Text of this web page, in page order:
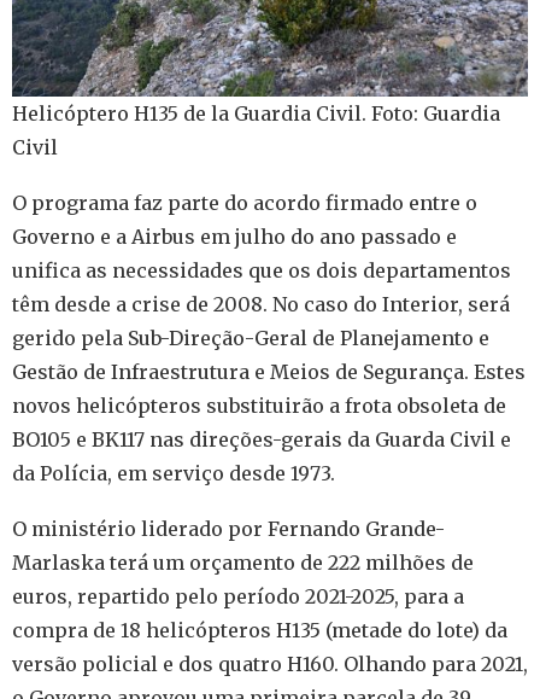
Helicóptero H135 de la Guardia Civil. Foto: Guardia
Civil
O programa faz parte do acordo firmado entre o
Governo e a Airbus em julho do ano passado e
unifica as necessidades que os dois departamentos
têm desde a crise de 2008. No caso do Interior, será
gerido pela Sub-Direção-Geral de Planejamento e
Gestão de Infraestrutura e Meios de Segurança. Estes
novos helicópteros substituirão a frota obsoleta de
BO105 e BK117 nas direções-gerais da Guarda Civil e
da Polícia, em serviço desde 1973.
O ministério liderado por Fernando Grande-
Marlaska terá um orçamento de 222 milhões de
euros, repartido pelo período 2021-2025, para a
compra de 18 helicópteros H135 (metade do lote) da
versão policial e dos quatro H160. Olhando para 2021,